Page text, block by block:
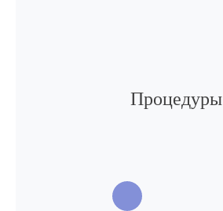
Процедуры